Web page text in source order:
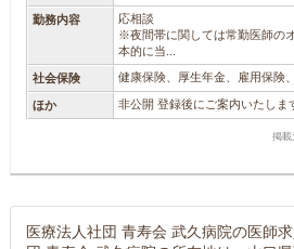
勤務内容
応相談
※夜間帯に関しては常勤医師の
本的に当...
社会保険 健康保険、厚生年金、雇用保険
ほか 非公開 登録後にご案内いたしま
掲載
医療法人社団 青寿会 武久病院の医師